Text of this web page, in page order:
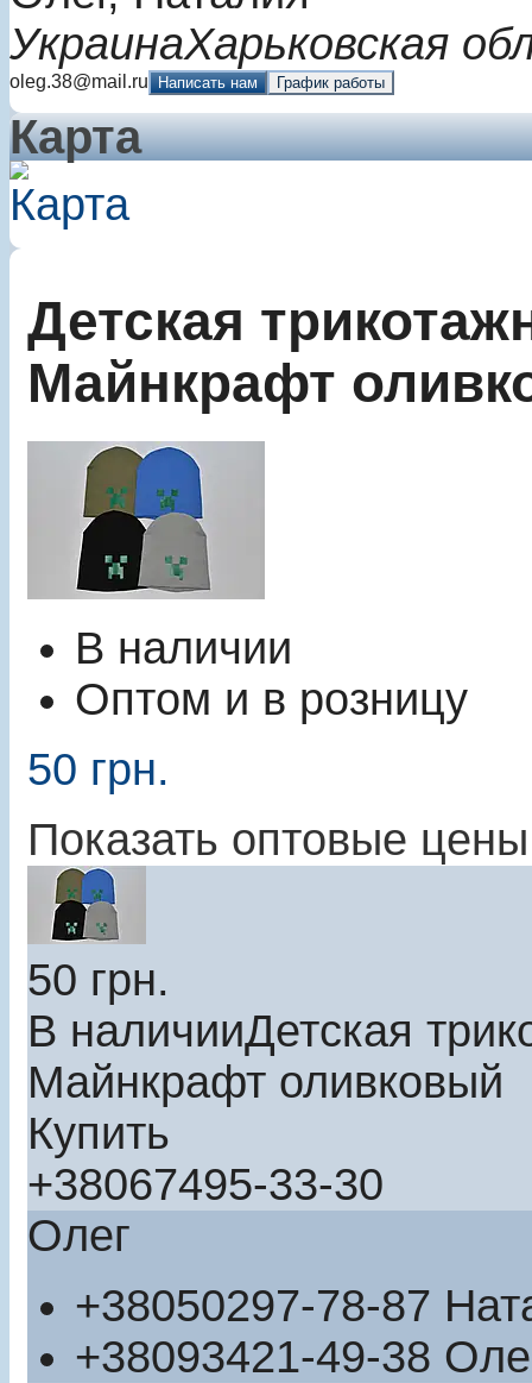
УкраинаХарьковская
oleg.38@mail.ru Написать нам График работы
Карта
Детская
Майнкрафт
В наличии
Оптом и в розницу
50 грн.
Показать оптовые цены
50 грн.
В наличииДетская
Майнкрафт оливковый
Купить
+38067495-33-30
Олег
+38050297-78-87
+38093421-49-38